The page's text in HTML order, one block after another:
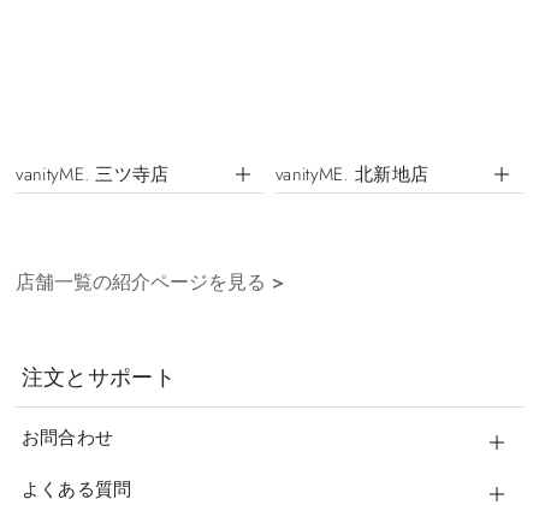
vanityME. 三ツ寺店 vanityME. 北新地店
店舗一覧の紹介ページを見る >
注文とサポート
お問合わせ
よくある質問